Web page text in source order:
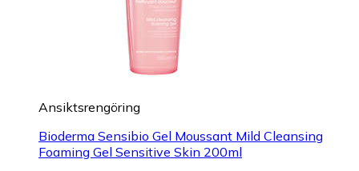
Ansiktsrengöring
Bioderma Sensibio Gel Moussant Mild Cleansing
Foaming Gel Sensitive Skin 200ml